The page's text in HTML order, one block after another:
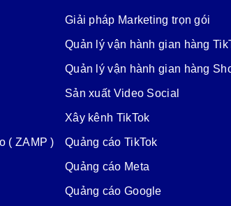
( ZAMP )
Giải pháp Marketing trọn gói
Quản lý vận hành gian hàng
Quản lý vận hành gian hàng
Sản xuất Video Social
Xây kênh TikTok
Quảng cáo TikTok
Quảng cáo Meta
Quảng cáo Google